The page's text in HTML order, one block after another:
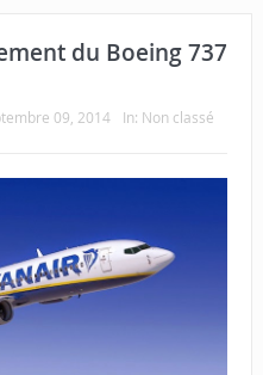
du Boeing 737
09, 2014 In: Non classé